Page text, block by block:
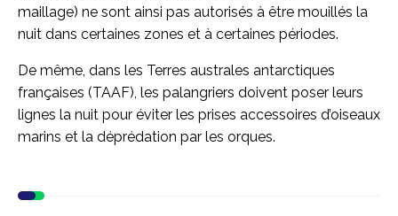
maillage) ne sont ainsi pas autorisés à être mouillés la
nuit dans certaines zones et à certaines périodes.
De même, dans les Terres australes antarctiques
françaises (TAAF), les palangriers doivent poser leurs
lignes la nuit pour éviter les prises accessoires d’oiseaux
marins et la déprédation par les orques.